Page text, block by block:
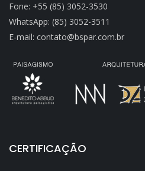
Fone: +55 (85) 3052-3530
WhatsApp: (85) 3052-3511
E-mail: contato@bspar.com.br
CERTIFICAÇÃO